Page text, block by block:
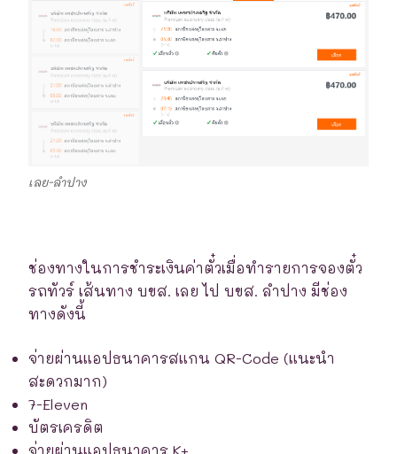
เลย-ลำปาง
ช่องทางในการชำระเงินค่าตั๋วเมื่อทำรายการจองตั๋ว
รถทัวร์ เส้นทาง บขส. เลย ไป บขส. ลำปาง มีช่อง
ทางดังนี้
จ่ายผ่านแอปธนาคารสแกน QR-Code (แนะนำ
สะดวกมาก)
7-Eleven
บัตรเครดิต
จ่ายผ่านแอปธนาคาร K+